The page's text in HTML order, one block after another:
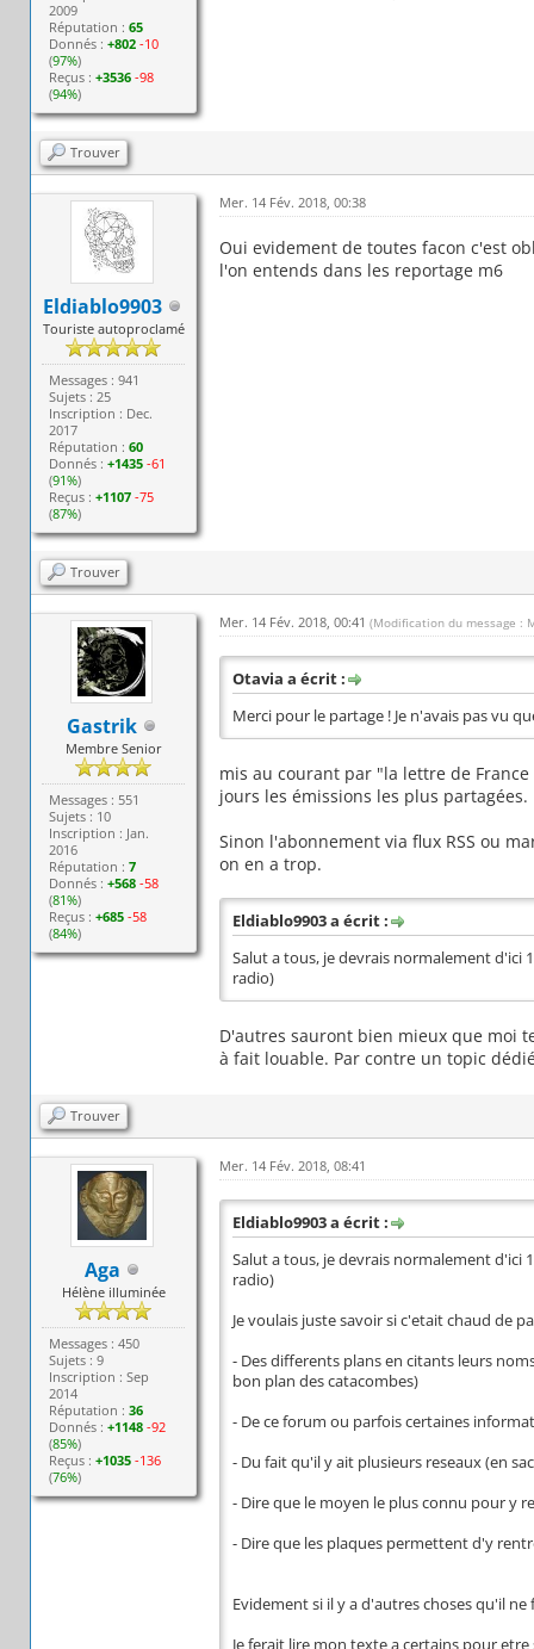
2009
Réputation :65
Donnés :+802 -10
(97%)
Reçus :+3536 -98
(94%)
Trouver
Eldiablo9903
Touriste autoproclamé
Messages : 941
Sujets : 25
Inscription : Dec.
2017
Réputation :60
Donnés :+1435 -61
(91%)
Reçus :+1107 -75
(87%)
Mer. 14 Fév. 2018, 00:38
Oui evidement de toutes facon c'est
l'on entends dans les reportage m6
Trouver
Gastrik
Membre Senior
Messages : 551
Sujets : 10
Inscription : Jan.
2016
Réputation :7
Donnés :+568 -58
(81%)
Reçus :+685 -58
(84%)
Mer. 14 Fév. 2018, 00:41 (Modification du message :
Otavia a écrit :
Merci pour le partage ! Je n'avais pas vu
mis au courant par "la lettre de
jours les émissions les plus partagées.
Sinon l'abonnement via flux RSS ou
on en a trop.
Eldiablo9903 a écrit :
Salut a tous, je devrais normalement d'ici
radio)
D'autres sauront bien mieux que moi
à fait louable. Par contre un topic
Trouver
Aga
Hélène illuminée
Messages : 450
Sujets : 9
Inscription : Sep
2014
Réputation :36
Donnés :+1148 -92
(85%)
Reçus :+1035 -136
(76%)
Mer. 14 Fév. 2018, 08:41
Eldiablo9903 a écrit :
Salut a tous, je devrais normalement d'ici
radio)
Je voulais juste savoir si c'etait chaud de
- Des differents plans en citants leurs
bon plan des catacombes)
- De ce forum ou parfois certaines
- Du fait qu'il y ait plusieurs reseaux (en
- Dire que le moyen le plus connu pour y
- Dire que les plaques permettent d'y
Evidement si il y a d'autres choses qu'il
Je ferait lire mon texte a certains pour